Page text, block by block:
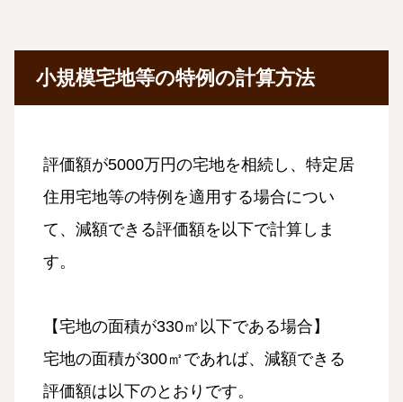
小規模宅地等の特例の計算方法
評価額が5000万円の宅地を相続し、特定居
住用宅地等の特例を適用する場合につい
て、減額できる評価額を以下で計算しま
す。
【宅地の面積が330㎡以下である場合】
宅地の面積が300㎡であれば、減額できる
評価額は以下のとおりです。